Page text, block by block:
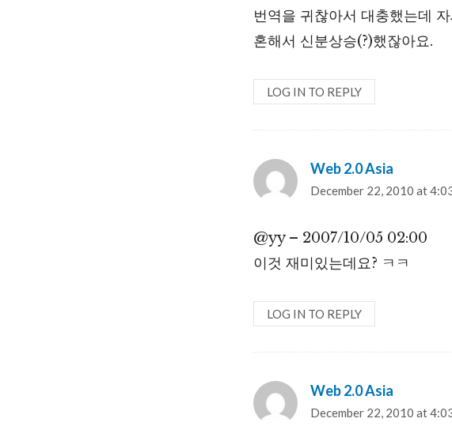
번역을 귀찮아서 대충했는데
혼해서 신분상승(?)했잖아요.
LOG IN TO REPLY
Web 2.0 Asia
December 22, 2010 at
@yy – 2007/10/05 02:00
이것 재미있는데요? ㅋㅋ
LOG IN TO REPLY
Web 2.0 Asia
December 22, 2010 at